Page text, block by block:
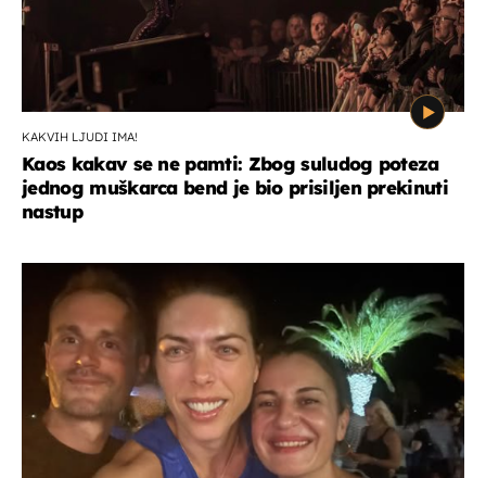
KAKVIH LJUDI IMA!
Kaos kakav se ne pamti: Zbog suludog poteza
jednog muškarca bend je bio prisiljen prekinuti
nastup